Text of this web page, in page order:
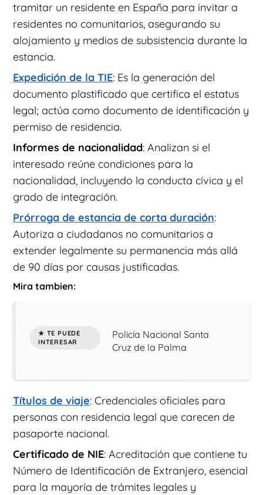
tramitar un residente en España para invitar a
residentes no comunitarios, asegurando su
alojamiento y medios de subsistencia durante la
estancia.
Expedición de la TIE: Es la generación del
documento plastificado que certifica el estatus
legal; actúa como documento de identificación y
permiso de residencia.
Informes de nacionalidad: Analizan si el
interesado reúne condiciones para la
nacionalidad, incluyendo la conducta cívica y el
grado de integración.
Prórroga de estancia de corta duración:
Autoriza a ciudadanos no comunitarios a
extender legalmente su permanencia más allá
de 90 días por causas justificadas.
Mira tambien:
Policía Nacional Santa
Cruz de la Palma
Títulos de viaje: Credenciales oficiales para
personas con residencia legal que carecen de
pasaporte nacional.
Certificado de NIE: Acreditación que contiene tu
Número de Identificación de Extranjero, esencial
para la mayoría de trámites legales y